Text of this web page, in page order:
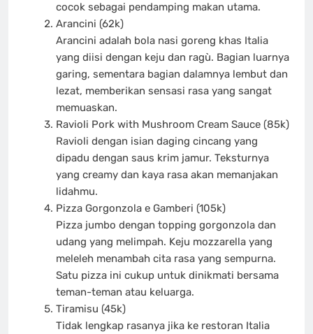
cocok sebagai pendamping makan utama.
Arancini (62k)
Arancini adalah bola nasi goreng khas Italia
yang diisi dengan keju dan ragù. Bagian luarnya
garing, sementara bagian dalamnya lembut dan
lezat, memberikan sensasi rasa yang sangat
memuaskan.
Ravioli Pork with Mushroom Cream Sauce (85k)
Ravioli dengan isian daging cincang yang
dipadu dengan saus krim jamur. Teksturnya
yang creamy dan kaya rasa akan memanjakan
lidahmu.
Pizza Gorgonzola e Gamberi (105k)
Pizza jumbo dengan topping gorgonzola dan
udang yang melimpah. Keju mozzarella yang
meleleh menambah cita rasa yang sempurna.
Satu pizza ini cukup untuk dinikmati bersama
teman-teman atau keluarga.
Tiramisu (45k)
Tidak lengkap rasanya jika ke restoran Italia